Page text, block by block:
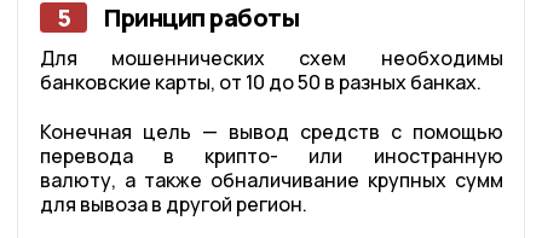
5 Принцип работы
Для мошеннических схем необходимы
банковские карты, от 10 до 50 в разных банках.
Конечная цель — вывод средств с помощью
перевода в крипто- или иностранную
валюту, а также обналичивание крупных сумм
для вывоза в другой регион.